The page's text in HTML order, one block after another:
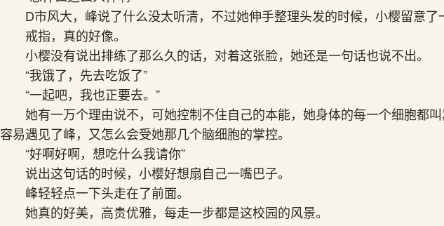
D市风大，峰说了什么没太听清，不过她伸手整理头发的时候，小樱留意了
戒指，真的好像。
小樱没有说出排练了那么久的话，对着这张脸，她还是一句话也说不出。
“我饿了，先去吃饭了”
“一起吧，我也正要去。”
她有一万个理由说不，可她控制不住自己的本能，她身体的每一个细胞都
容易遇见了峰，又怎么会受她那几个脑细胞的掌控。
“好啊好啊，想吃什么我请你”
说出这句话的时候，小樱好想扇自己一嘴巴子。
峰轻轻点一下头走在了前面。
她真的好美，高贵优雅，每走一步都是这校园的风景。